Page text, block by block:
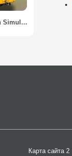
Construction Simulator 2014 / Строительный тренажер 2014
Карта сайта 2